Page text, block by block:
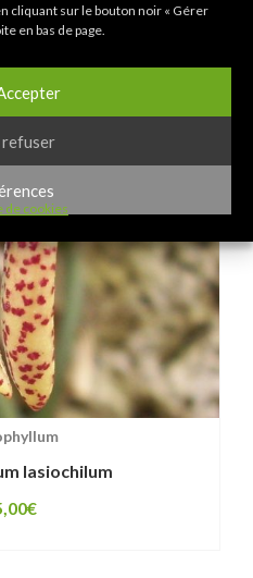
cliquant sur le bouton noir « Gérer
en bas de page.
de cookies
lasiochilum
€